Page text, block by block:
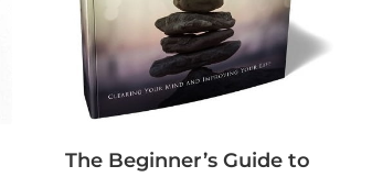
The Beginner’s Guide to